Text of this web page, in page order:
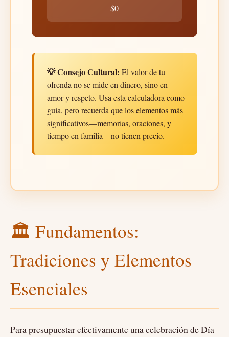
$0
💡 Consejo Cultural: El valor de tu
ofrenda no se mide en dinero, sino en
amor y respeto. Usa esta calculadora como
guía, pero recuerda que los elementos más
significativos—memorias, oraciones, y
tiempo en familia—no tienen precio.
🏛️ Fundamentos:
Tradiciones y Elementos
Esenciales
Para presupuestar efectivamente una celebración de Día